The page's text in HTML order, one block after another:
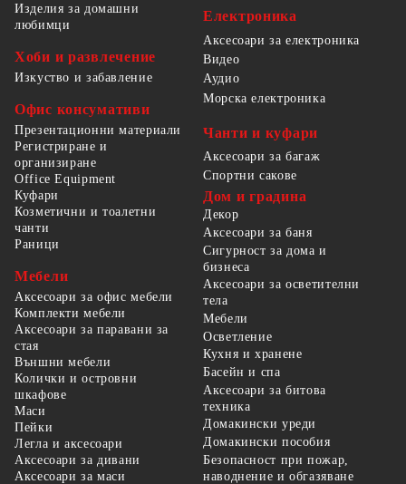
Изделия за домашни
любимци
Хоби и развлечение
Изкуство и забавление
Офис консумативи
Презентационни материали
Регистриране и
организиране
Office Equipment
Електроника
Аксесоари за електроника
Видео
Аудио
Морска електроника
Чанти и куфари
Аксесоари за багаж
Спортни сакове
Куфари
Козметични и тоалетни
чанти
Раници
Мебели
Аксесоари за офис мебели
Комплекти мебели
Аксесоари за паравани за
стая
Външни мебели
Колички и островни
шкафове
Маси
Пейки
Легла и аксесоари
Аксесоари за дивани
Аксесоари за маси
Дом и градина
Декор
Аксесоари за баня
Сигурност за дома и
бизнеса
Аксесоари за осветителни
тела
Мебели
Осветление
Кухня и хранене
Басейн и спа
Аксесоари за битова
техника
Домакински уреди
Домакински пособия
Безопасност при пожар,
наводнение и обгазяване